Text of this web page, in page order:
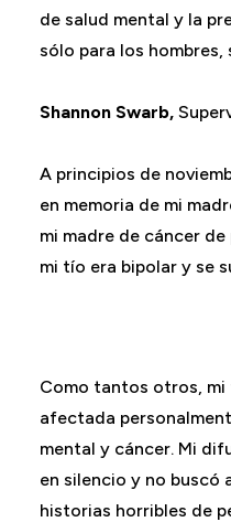
de salud mental y la
sólo para los hombres,
Shannon Swarb,
A principios de
en memoria de mi
mi madre de cáncer
mi tío era bipolar y se
Como tantos otros, mi
afectada
mental y cáncer. Mi
en silencio y no buscó
historias horribles de